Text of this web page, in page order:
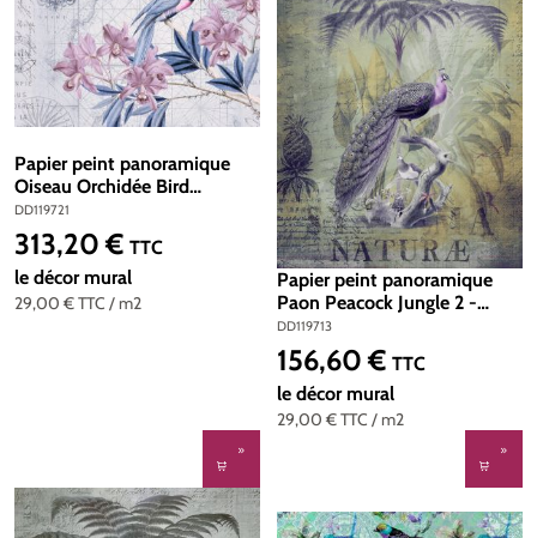
Papier peint panoramique
Oiseau Orchidée Bird
Discovery 2 - Référence
DD119721 - Intissé 200g/m2
- Standard 400 x 270
DD119721
29,00 €TTC / m2
Prix régulier :
313,20 € TTC
le décor mural
Papier peint panoramique
Paon Peacock Jungle 2 -
Référence DD119713 - Intissé
200g/m2 - Standard 200 x
270
DD119713
29,00 €TTC / m2
Prix régulier :
156,60 € TTC
le décor mural